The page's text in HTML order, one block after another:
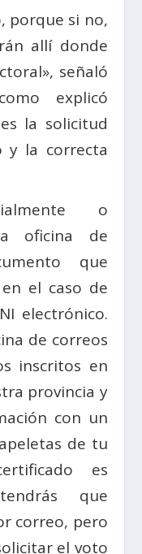
porque si no,
allí donde
señaló
explicó
la solicitud
y la correcta
o
oficina de
que
el caso de
electrónico.
de correos
inscritos en
provincia y
con un
de tu
es
que
correo, pero
el voto